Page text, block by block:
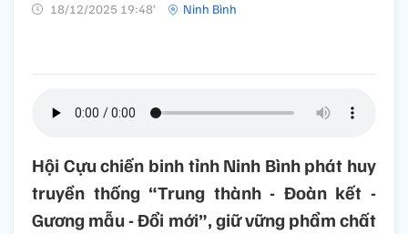
18/12/2025 19:48’ Ninh Bình
Hội Cựu chiến binh tỉnh Ninh Bình phát huy
truyền thống “Trung thành - Đoàn kết -
Gương mẫu - Đổi mới”, giữ vững phẩm chất